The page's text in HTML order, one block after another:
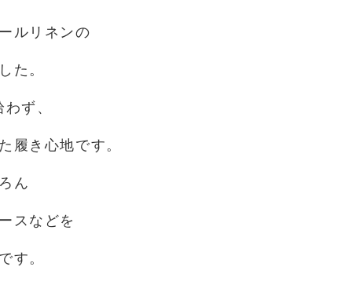
ルリネンの
た。
ず、
履き心地です。
ん
スなどを
す。